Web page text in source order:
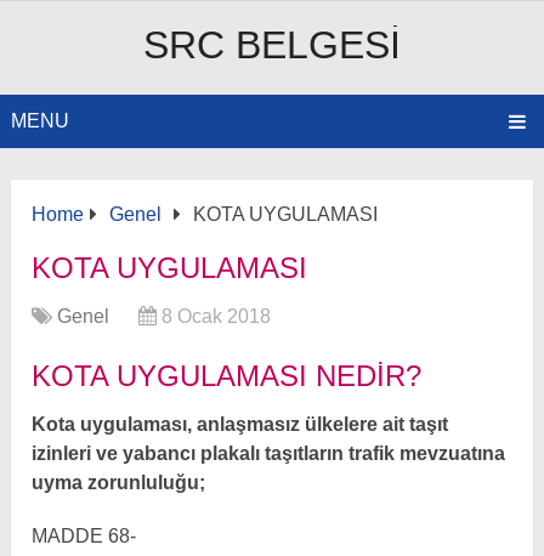
SRC BELGESI
MENU
Home Genel KOTA UYGULAMASI
KOTA UYGULAMASI
Genel 8 Ocak 2018
KOTA UYGULAMASI NEDIR?
Kota uygulaması, anlaşmasız ülkelere ait taşıt
izinleri ve yabancı plakalı taşıtların trafik mevzuatına
uyma zorunluluğu;
MADDE 68-